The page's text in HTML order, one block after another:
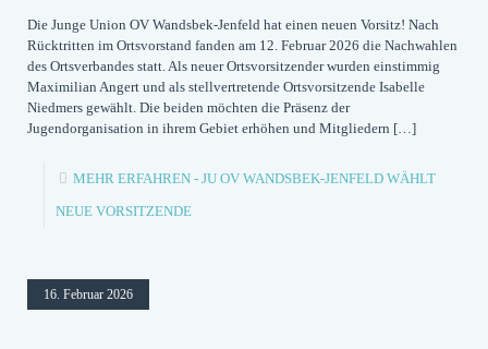
Die Junge Union OV Wandsbek-Jenfeld hat einen neuen Vorsitz! Nach
Rücktritten im Ortsvorstand fanden am 12. Februar 2026 die Nachwahlen
des Ortsverbandes statt. Als neuer Ortsvorsitzender wurden einstimmig
Maximilian Angert und als stellvertretende Ortsvorsitzende Isabelle
Niedmers gewählt. Die beiden möchten die Präsenz der
Jugendorganisation in ihrem Gebiet erhöhen und Mitgliedern […]
MEHR ERFAHREN - JU OV WANDSBEK-JENFELD WÄHLT
NEUE VORSITZENDE
16. Februar 2026